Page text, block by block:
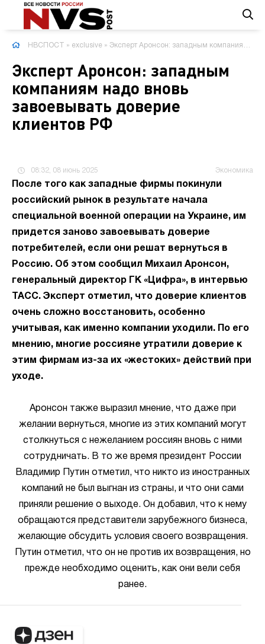
НВСПОСТ » exclusive » Эксперт Аронсон: западным компаниям надо вновь завоевывать доверие клиентов РФ
Эксперт Аронсон: западным
компаниям надо вновь
завоевывать доверие
клиентов РФ
08:32, 08 июнь 2025 Экономика
После того как западные фирмы покинули
российский рынок в результате начала
специальной военной операции на Украине, им
придется заново завоевывать доверие
потребителей, если они решат вернуться в
Россию. Об этом сообщил Михаил Аронсон,
генеральный директор ГК «Цифра», в интервью
ТАСС. Эксперт отметил, что доверие клиентов
очень сложно восстановить, особенно
учитывая, как именно компании уходили. По его
мнению, многие россияне утратили доверие к
этим фирмам из-за их «жестоких» действий при
уходе.
Аронсон также выразил мнение, что даже при
желании вернуться, многие из этих компаний могут
столкнуться с нежеланием россиян вновь с ними
сотрудничать. В то же время президент России
Владимир Путин отметил, что никто из иностранных
компаний не был выгнан из страны, и что они сами
приняли решение о выходе. Он добавил, что к нему
обращаются представители зарубежного бизнеса,
желающие обсудить условия своего возвращения.
Путин отметил, что он не против их возвращения, но
прежде необходимо оценить, как они вели себя
ранее.